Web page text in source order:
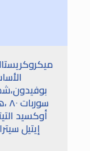
سوربات ٨٠ ،هيدروكسي بروبيل ميتيل سيللوز،ثنائي
أوكسيد
إيتيل